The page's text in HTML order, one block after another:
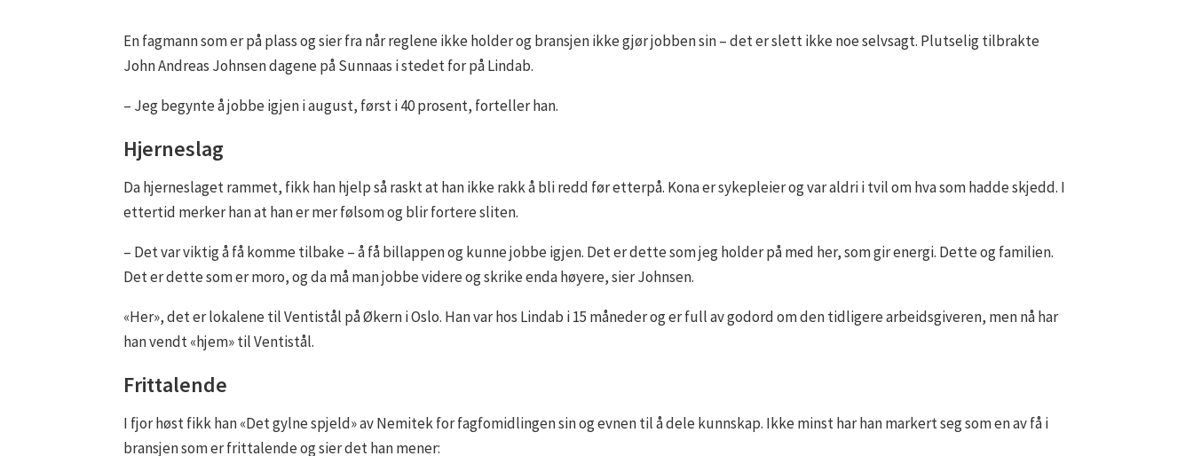
En fagmann som er på plass og sier fra når reglene ikke holder og bransjen ikke gjør jobben sin – det er slett ikke noe selvsagt. Plutselig tilbrakte
John Andreas Johnsen dagene på Sunnaas i stedet for på Lindab.
– Jeg begynte å jobbe igjen i august, først i 40 prosent, forteller han.
Hjerneslag
Da hjerneslaget rammet, fikk han hjelp så raskt at han ikke rakk å bli redd før etterpå. Kona er sykepleier og var aldri i tvil om hva som hadde skjedd. I
ettertid merker han at han er mer følsom og blir fortere sliten.
– Det var viktig å få komme tilbake – å få billappen og kunne jobbe igjen. Det er dette som jeg holder på med her, som gir energi. Dette og familien.
Det er dette som er moro, og da må man jobbe videre og skrike enda høyere, sier Johnsen.
«Her», det er lokalene til Ventistål på Økern i Oslo. Han var hos Lindab i 15 måneder og er full av godord om den tidligere arbeidsgiveren, men nå har
han vendt «hjem» til Ventistål.
Frittalende
I fjor høst fikk han «Det gylne spjeld» av Nemitek for fagfomidlingen sin og evnen til å dele kunnskap. Ikke minst har han markert seg som en av få i
bransjen som er frittalende og sier det han mener: